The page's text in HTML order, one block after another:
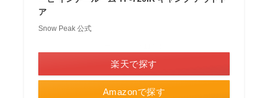
ア
Snow Peak 公式
Amazonで探す
楽天で探す